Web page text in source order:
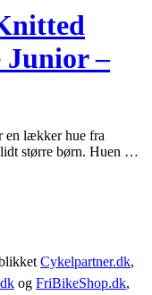
Junior –
en lækker hue fra
større børn. Huen …
Cykelpartner.dk,
og FriBikeShop.dk,